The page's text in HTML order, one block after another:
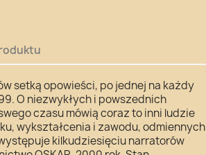
setką opowieści, po jednej na każdy
O niezwykłych i powszednich
czasu mówią coraz to inni ludzie
wykształcenia i zawodu, odmiennych
kilkudziesięciu narratorów